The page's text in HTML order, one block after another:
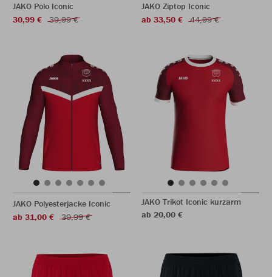
JAKO Polo Iconic
30,99 €
39,99 €
JAKO Ziptop Iconic
ab 33,50 €
44,99 €
JAKO Polyesterjacke Iconic
ab 31,00 €
39,99 €
JAKO Trikot Iconic kurzarm
ab 20,00 €